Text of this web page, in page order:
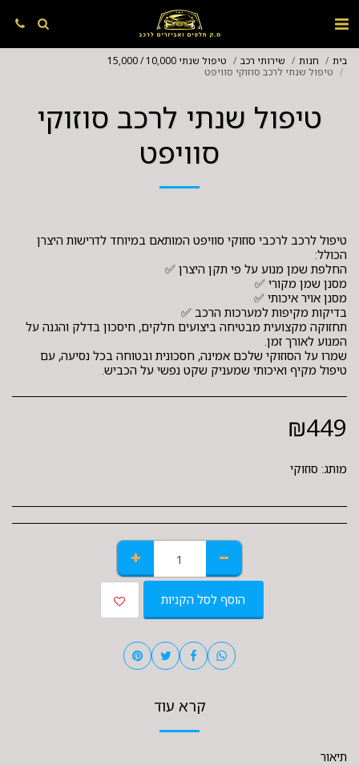
בית חנות שירותי רכב
טיפול שנתי 10,000 / 15,000
טיפול שנתי לרכב סוזוקי סוויפט
טיפול שנתי לרכב סוזוקי
סוויפט
טיפול לרכב לרכבי סוזוקי סוויפט המותאם במיוחד לדרישות היצרן
תחזוקה מקצועית מבטיחה ביצועים חלקים, חיסכון בדלק והגנה על
שמרו על הסוזוקי שלכם אמינה, חסכונית ובטוחה בכל נסיעה, עם
טיפול מקיף ואיכותי שמעניק שקט נפשי על הכביש.
₪449
מותג: סוזוקי
הוסף לסל הקניות
קרא עוד
תיאור